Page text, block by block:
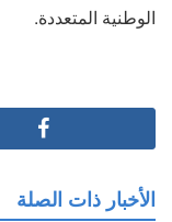
الوطنية المتعددة.
الأخبار ذات الصلة